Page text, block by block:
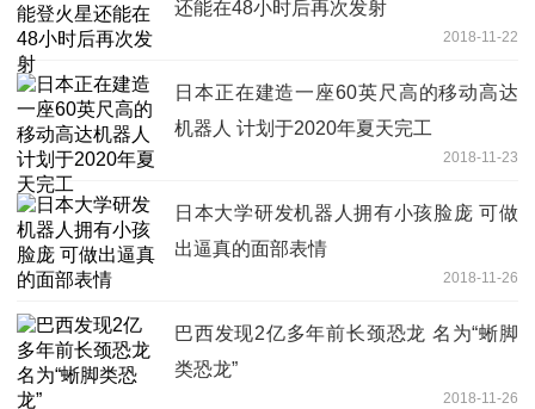
还能在48小时后再次发射
2018-11-22
日本正在建造一座60英尺高的移动高达
机器人 计划于2020年夏天完工
2018-11-23
日本大学研发机器人拥有小孩脸庞 可做
出逼真的面部表情
2018-11-26
巴西发现2亿多年前长颈恐龙 名为“蜥脚
类恐龙”
2018-11-26